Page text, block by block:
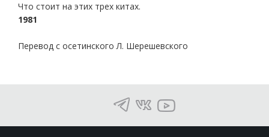
Что стоит на этих трех китах.
1981
Перевод с осетинского Л. Шерешевского